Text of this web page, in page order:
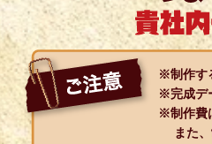
※制作す
※完成デ
※制作費
また、